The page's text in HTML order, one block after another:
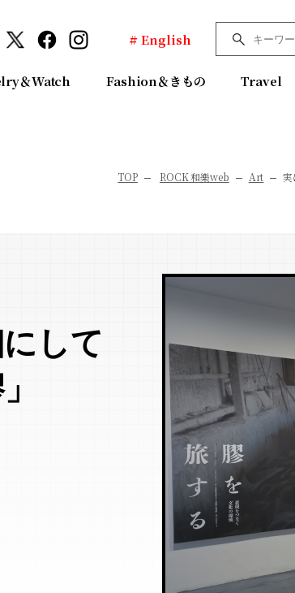
# English
＆Watch Fashion＆きもの Travel
TOP ROCK 和樂web Art 実
して